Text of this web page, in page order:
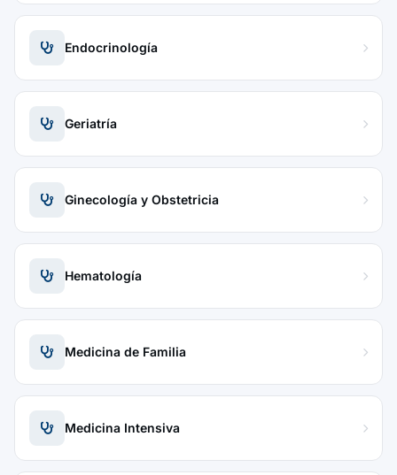
Endocrinología
Geriatría
Ginecología y Obstetricia
Hematología
Medicina de Familia
Medicina Intensiva